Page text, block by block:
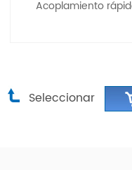
Acoplamiento
Seleccionar